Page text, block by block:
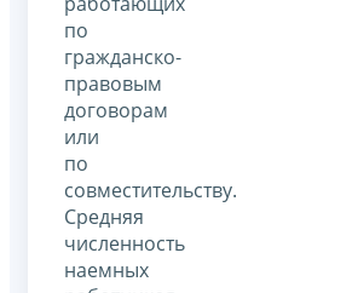
по
гражданско-
правовым
договорам
или
по
совместительству.
Средняя
численность
наемных